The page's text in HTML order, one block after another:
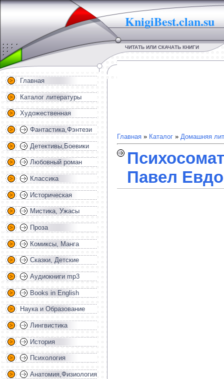
KnigiBest.clan.su
ЧИТАТЬ ИЛИ СКАЧАТЬ КНИГИ
Главная
Каталог литературы
Художественная
Фантастика,Фэнтези
Детективы,Боевики
Любовный роман
Классика
Историческая
Мистика, Ужасы
Проза
Комиксы, Манга
Сказки, Детские
Аудиокниги mp3
Books in English
Наука и Образование
Лингвистика
История
Психология
Анатомия,Физиология
Главная » Каталог » Домашняя
Павел